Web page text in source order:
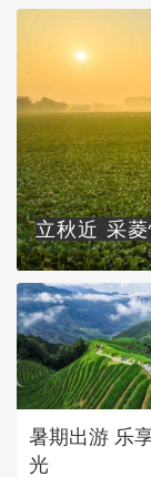
立秋近 采
暑期出游 乐
光